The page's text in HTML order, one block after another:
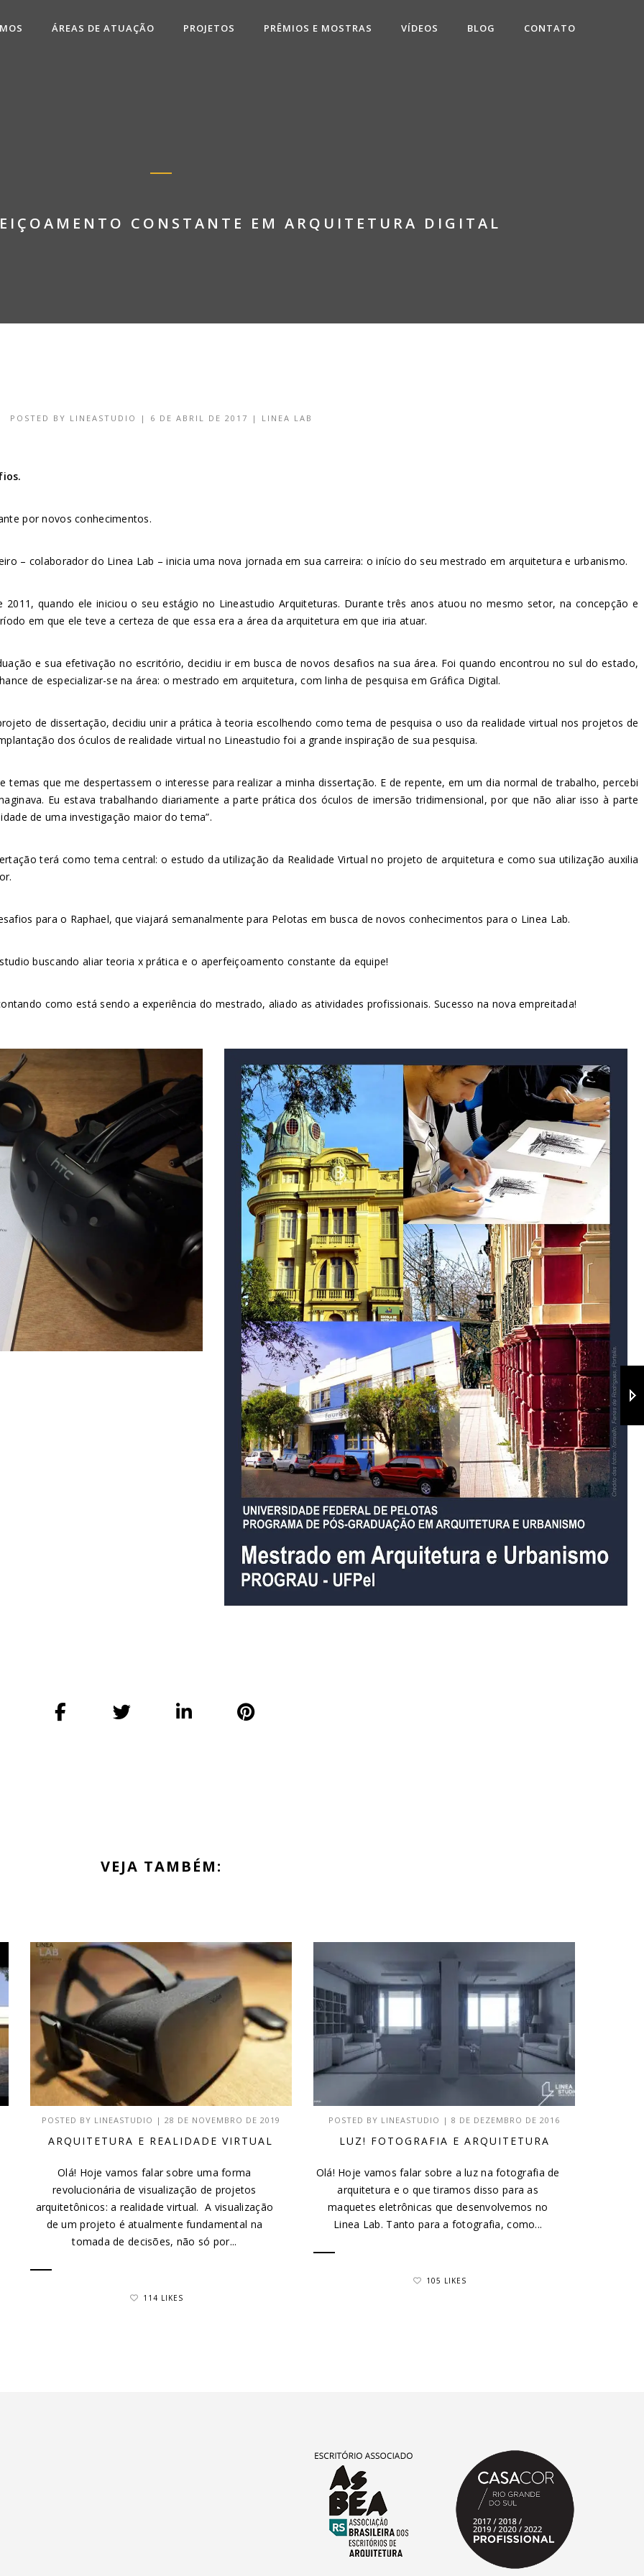
ÁREAS DE ATUAÇÃO PROJETOS PRÊMIOS E MOSTRAS VÍDEOS BLOG CONTATO
CONSTANTE EM ARQUITETURA DIGITAL
POSTED BY LINEASTUDIO | 6 DE ABRIL DE 2017 | LINEA LAB
por novos conhecimentos.
– colaborador do Linea Lab – inicia uma nova jornada em sua carreira: o início do seu mestrado em arquitetura e urbanismo.
quando ele iniciou o seu estágio no Lineastudio Arquiteturas. Durante três anos atuou no mesmo setor, na concepção e
em que ele teve a certeza de que essa era a área da arquitetura em que iria atuar.
e sua efetivação no escritório, decidiu ir em busca de novos desafios na sua área. Foi quando encontrou no sul do estado,
de especializar-se na área: o mestrado em arquitetura, com linha de pesquisa em Gráfica Digital.
de dissertação, decidiu unir a prática à teoria escolhendo como tema de pesquisa o uso da realidade virtual nos projetos de
dos óculos de realidade virtual no Lineastudio foi a grande inspiração de sua pesquisa.
temas que me despertassem o interesse para realizar a minha dissertação. E de repente, em um dia normal de trabalho, percebi
Eu estava trabalhando diariamente a parte prática dos óculos de imersão tridimensional, por que não aliar isso à parte
de uma investigação maior do tema”.
terá como tema central: o estudo da utilização da Realidade Virtual no projeto de arquitetura e como sua utilização auxilia
para o Raphael, que viajará semanalmente para Pelotas em busca de novos conhecimentos para o Linea Lab.
buscando aliar teoria x prática e o aperfeiçoamento constante da equipe!
como está sendo a experiência do mestrado, aliado as atividades profissionais. Sucesso na nova empreitada!
VEJA TAMBÉM:
POSTED BY LINEASTUDIO | 28 DE NOVEMBRO DE 2019
ARQUITETURA E REALIDADE VIRTUAL
Olá! Hoje vamos falar sobre uma forma
revolucionária de visualização de projetos
arquitetônicos: a realidade virtual. A visualização
de um projeto é atualmente fundamental na
tomada de decisões, não só por...
114 LIKES
POSTED BY LINEASTUDIO |8 DE DEZEMBRO DE 2016
LUZ! FOTOGRAFIA E ARQUITETURA
Olá! Hoje vamos falar sobre a luz na fotografia de
arquitetura e o que tiramos disso para as
maquetes eletrônicas que desenvolvemos no
Linea Lab. Tanto para a fotografia, como...
105 LIKES